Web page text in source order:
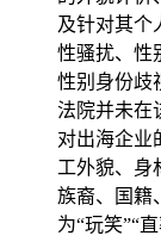
及针对其个
性骚扰、性
性别身份歧
法院并未在
对出海企业
工外貌、身
族裔、国籍
为“玩笑”“